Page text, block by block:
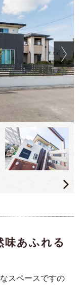
味あふれる
スペースですの